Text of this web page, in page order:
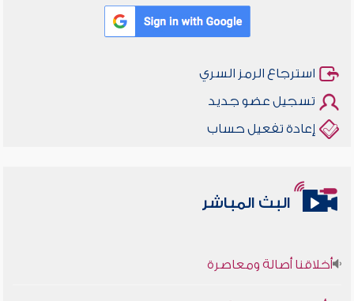
استرجاع الرمز السري
تسجيل عضو جديد
إعادة تفعيل حساب
البث المباشر
أخلاقنا أصالة ومعاصرة
وأمنهم من خوف 9